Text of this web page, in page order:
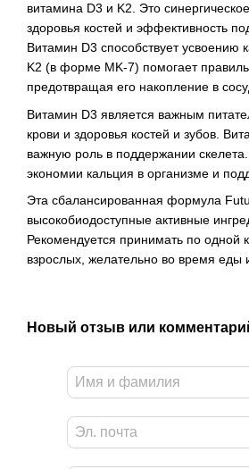
витамина D3 и K2. Это
здоровья костей и эффективность
Витамин D3 способствует усвоению
K2 (в форме MK-7) помогает
предотвращая его накопление в
Витамин D3 является важным
крови и здоровья костей и зубов.
важную роль в поддержании
экономии кальция в организме и
Эта сбалансированная формула
высокобиодоступные активные
Рекомендуется принимать по одной
взрослых, желательно во время еды
Новый отзыв или